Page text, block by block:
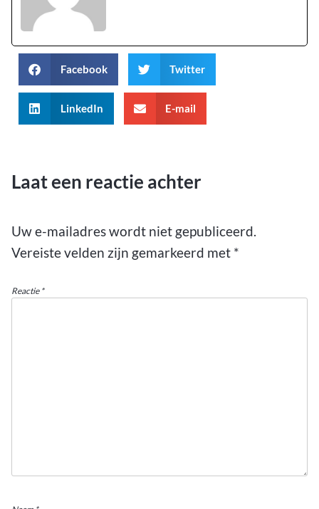
Facebook Twitter
LinkedIn E-mail
Laat een reactie achter
Uw e-mailadres wordt niet gepubliceerd.
Vereiste velden zijn gemarkeerd met *
Reactie *